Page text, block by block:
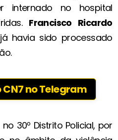
internado no hospital
Francisco Ricardo
já havia sido processado
no Telegram
30º Distrito Policial, por